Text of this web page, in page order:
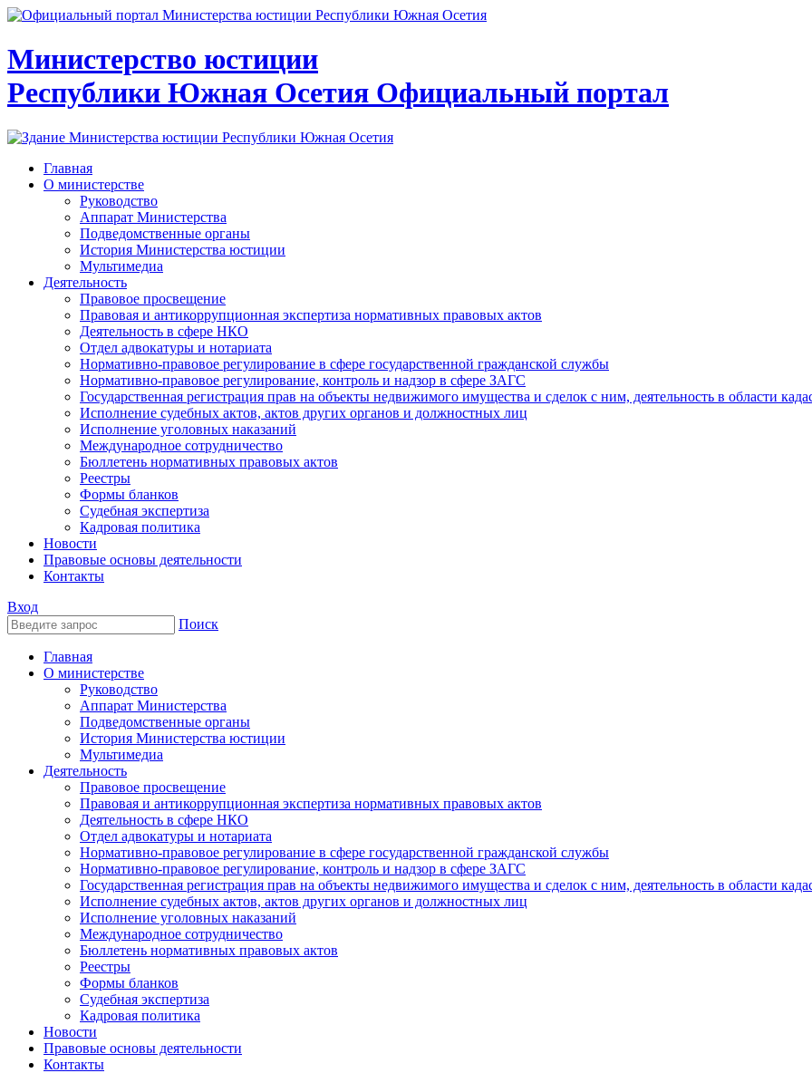
Министерство юстиции
Республики Южная Осетия Официальный портал
Главная
О министерстве
Руководство
Аппарат Министерства
Подведомственные органы
История Министерства юстиции
Мультимедиа
Деятельность
Правовое просвещение
Правовая и антикоррупционная экспертиза нормативных правовых актов
Деятельность в сфере НКО
Отдел адвокатуры и нотариата
Нормативно-правовое регулирование в сфере государственной гражданской службы
Нормативно-правовое регулирование, контроль и надзор в сфере ЗАГС
Государственная регистрация прав на объекты недвижимого имущества и сделок с ним, деятельность в области
Исполнение судебных актов, актов других органов и должностных лиц
Исполнение уголовных наказаний
Международное сотрудничество
Бюллетень нормативных правовых актов
Реестры
Формы бланков
Судебная экспертиза
Кадровая политика
Новости
Правовые основы деятельности
Контакты
Вход
Поиск
Главная
О министерстве
Руководство
Аппарат Министерства
Подведомственные органы
История Министерства юстиции
Мультимедиа
Деятельность
Правовое просвещение
Правовая и антикоррупционная экспертиза нормативных правовых актов
Деятельность в сфере НКО
Отдел адвокатуры и нотариата
Нормативно-правовое регулирование в сфере государственной гражданской службы
Нормативно-правовое регулирование, контроль и надзор в сфере ЗАГС
Государственная регистрация прав на объекты недвижимого имущества и сделок с ним, деятельность в области
Исполнение судебных актов, актов других органов и должностных лиц
Исполнение уголовных наказаний
Международное сотрудничество
Бюллетень нормативных правовых актов
Реестры
Формы бланков
Судебная экспертиза
Кадровая политика
Новости
Правовые основы деятельности
Контакты